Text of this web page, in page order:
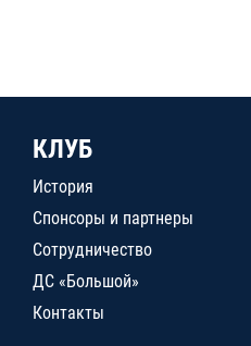
КЛУБ
История
Спонсоры и партнеры
Сотрудничество
ДС «Большой»
Контакты